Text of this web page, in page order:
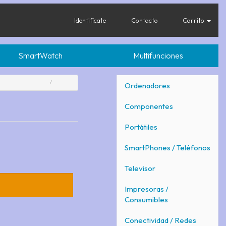
Identifícate Contacto Carrito
SmartWatch Multifunciones
Ordenadores
Componentes
Portátiles
SmartPhones / Teléfonos
Televisor
Impresoras /
Consumibles
Conectividad / Redes